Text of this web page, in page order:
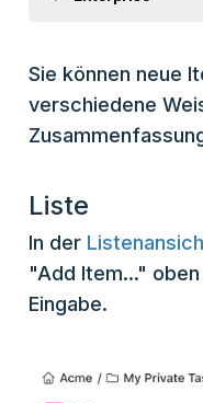
Sie können neue
verschiedene
Liste
In der
"Add Item..."
Eingabe.